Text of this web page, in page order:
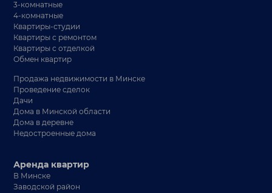
3-комнатные
4-комнатные
Квартиры-студии
Квартиры с ремонтом
Квартиры с отделкой
Обмен квартир
Продажа недвижимости в Минске
Проведение сделок
Дачи
Дома в Минской области
Дома в деревне
Недостроенные дома
Аренда квартир
В Минске
Заводской район